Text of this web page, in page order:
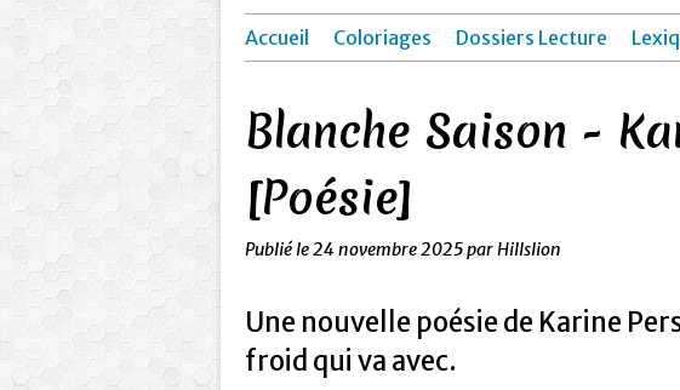
Accueil Coloriages Dossiers Lecture
Blanche Saison -
[Poésie]
Publié le24 novembre 2025par Hillslion
Une nouvelle poésie de Karine
froid qui va avec.